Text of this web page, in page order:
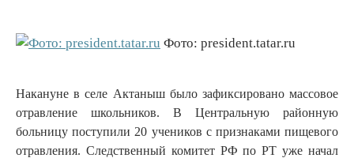
Фото: president.tatar.ru
Накануне в селе Актаныш было зафиксировано массовое
отравление школьников. В Центральную районную
больницу поступили 20 учеников с признаками пищевого
отравления. Следственный комитет РФ по РТ уже начал